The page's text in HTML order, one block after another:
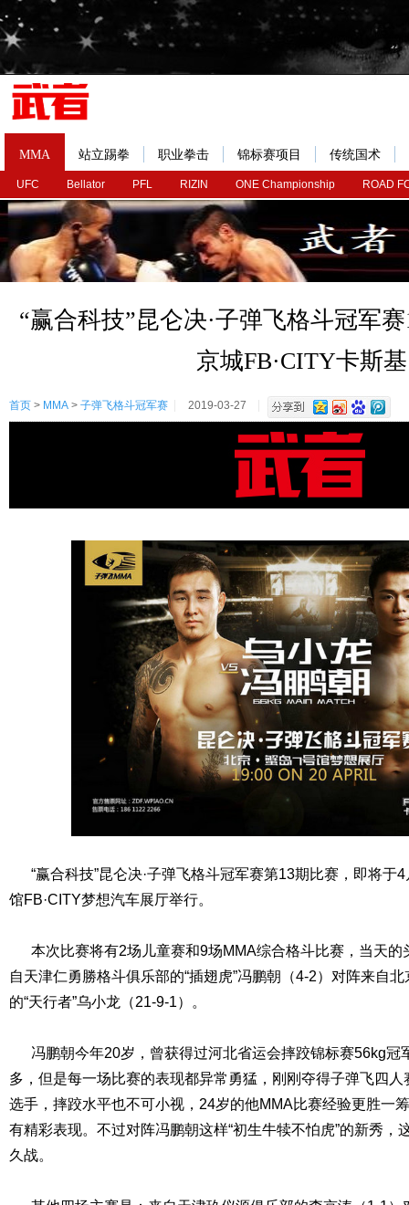
MMA
UFC Bellator PFL RIZIN ONE Championship ROAD
站立踢拳 职业拳击 锦标赛项目 传统国术
“赢合科技”昆仑决·子弹飞格斗冠军
京城FB·CITY卡斯基
首页 > MMA > 子弹飞格斗冠军赛 2019-03-27
“赢合科技”昆仑决·子弹飞格斗冠军赛第13期比赛，即将于
馆FB·CITY梦想汽车展厅举行。
本次比赛将有2场儿童赛和9场MMA综合格斗比赛，当天的
自天津仁勇勝格斗俱乐部的“插翅虎”冯鹏朝（4-2）对阵来自
的“天行者”乌小龙（21-9-1）。
冯鹏朝今年20岁，曾获得过河北省运会摔跤锦标赛56kg冠
多，但是每一场比赛的表现都异常勇猛，刚刚夺得子弹飞四
选手，摔跤水平也不可小视，24岁的他MMA比赛经验更胜一
有精彩表现。不过对阵冯鹏朝这样“初生牛犊不怕虎”的新秀，
久战。